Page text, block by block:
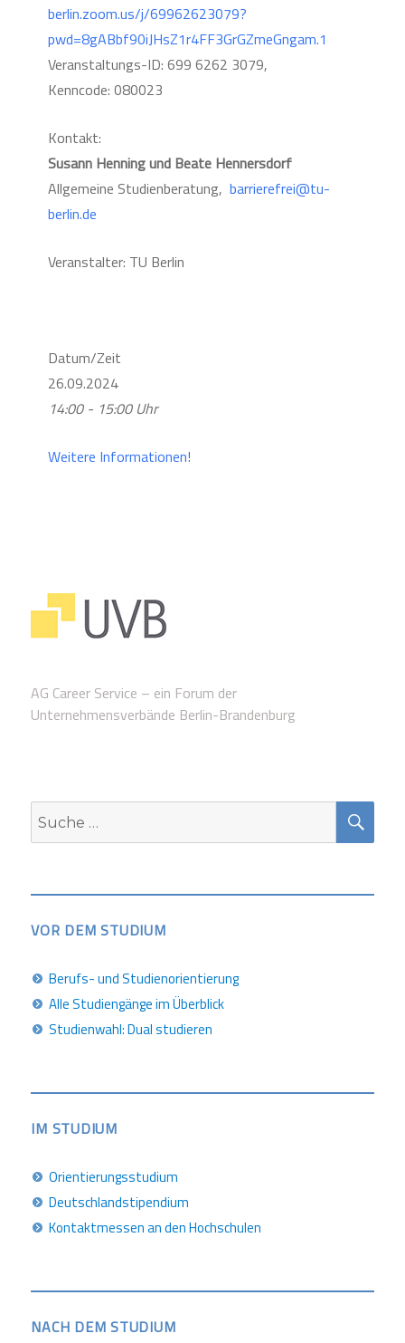
berlin.zoom.us/j/69962623079?
pwd=8gABbf90iJHsZ1r4FF3GrGZmeGngam.1
Veranstaltungs-ID: 699 6262 3079,
Kenncode: 080023
Kontakt:
Susann Henning und Beate Hennersdorf
Allgemeine Studienberatung, barrierefrei@tu-
berlin.de
Veranstalter: TU Berlin
Datum/Zeit
26.09.2024
14:00 - 15:00 Uhr
Weitere Informationen!
AG Career Service – ein Forum der
Unternehmensverbände Berlin-Brandenburg
Suche
nach:
VOR DEM STUDIUM
Berufs- und Studienorientierung
Alle Studiengänge im Überblick
Studienwahl: Dual studieren
IM STUDIUM
Orientierungsstudium
Deutschlandstipendium
Kontaktmessen an den Hochschulen
NACH DEM STUDIUM